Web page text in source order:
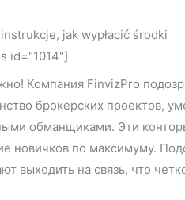
jak wypłacić środki
id="1014"]
Компания FinvizPro
брокерских проектов,
обманщиками. Эти
новичков по максимуму.
выходить на связь, что